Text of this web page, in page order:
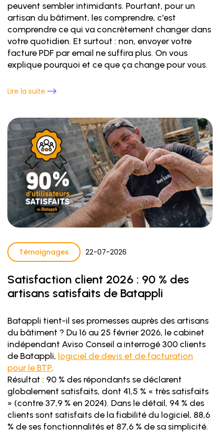
peuvent sembler intimidants. Pourtant, pour un
artisan du bâtiment, les comprendre, c'est
comprendre ce qui va concrètement changer dans
votre quotidien. Et surtout : non, envoyer votre
facture PDF par email ne suffira plus. On vous
explique pourquoi et ce que ça change pour vous.
Lire la suite
Témoignages 22-07-2026
Satisfaction client 2026 : 90 % des
artisans satisfaits de Batappli
Batappli tient-il ses promesses auprès des artisans
du bâtiment ? Du 16 au 25 février 2026, le cabinet
indépendant Aviso Conseil a interrogé 300 clients
de Batappli, logiciel de devis et de facturation
pour le BTP.
Résultat : 90 % des répondants se déclarent
globalement satisfaits, dont 41,5 % « très satisfaits
» (contre 37,9 % en 2024). Dans le détail, 94 % des
clients sont satisfaits de la fiabilité du logiciel, 88,6
% de ses fonctionnalités et 87,6 % de sa simplicité.